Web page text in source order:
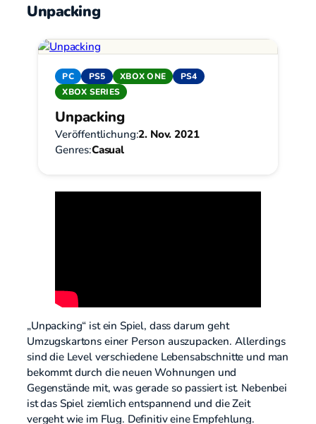
Unpacking
PC PS5 XBOX ONE
PS4
XBOX SERIES
Unpacking
Veröffentlichung:2. Nov. 2021
Genres:Casual
„Unpacking“ ist ein Spiel, dass darum geht
Umzugskartons einer Person auszupacken. Allerdings
sind die Level verschiedene Lebensabschnitte und man
bekommt durch die neuen Wohnungen und
Gegenstände mit, was gerade so passiert ist. Nebenbei
ist das Spiel ziemlich entspannend und die Zeit
vergeht wie im Flug. Definitiv eine Empfehlung.